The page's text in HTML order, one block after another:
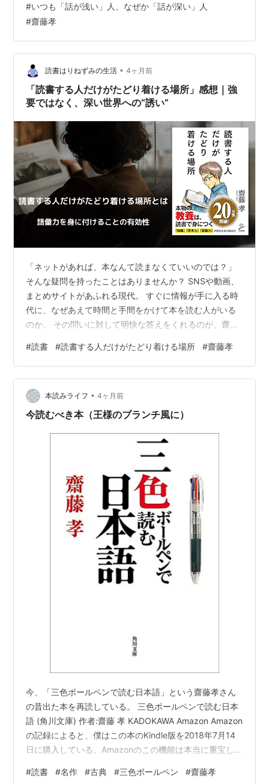
思い、この本を読みました。 本書では、「深い話」をす
るために必要なのは、単なる知識量ではなく、“物事をど
う見るか”だと説明されています。特に印象に残ったの
は、「角度」と「考え抜く力」という2つの視点でした。
いつも「話が浅い」人、なぜか「話が深い」人 「あの人
は深い」と言われる話し方 [ 齋藤孝 ]…
#いつも「話が浅い」人、なぜか「話が深い」人
#齋藤孝
読書はりねずみの生活 • 4ヶ月前
「読書する人だけがたどり着ける場所」感想｜強
要ではなく、深い世界への“誘い”
「ネットがあれば、本なんて読まなくていいのでは？」
そんな疑問を持ったことはありませんか？ SNSや動画、
まとめサイトがあふれる現代。 すぐに情報が手に入る時
代に、なぜあえて時間と手間をかけて本を読む人がいる
のか。 その問いに対して明快な答えをくれるのが、齋藤
す。 本記事では、本の魅力と読書の本質について深掘り
していきます。 ■読書嫌いだった私が本を読むようにな
るまで ■『読書する人だけがたどり着ける場所』の要点
■深くなる読書とは何か？ ■「強要」ではなく「誘い」
の姿勢 ■読書週間をつくるために ■読書がもたらすメリ
#読書 #読書する人だけがたどり着ける場所 #齋藤孝
本読みライフ • 4ヶ月前
今読むべき本（王様のブランチ風に）
今、「三色ボールペンで読む日本語」という齋藤孝さん
の昔出た本を再読している。 三色ボールペンで読む日本
語 (角川文庫) 作者:齋藤 孝 KADOKAWA Amazon Amazon
の記録によると、僕はこの本のKindle版を2018年7月14
日に購入している。Amazonのこの機能は本当に重宝して
た。ところが、もう約8年前に保持していたことが発覚し
#読書 #名作 #古典 #三色ボールペン #齋藤孝